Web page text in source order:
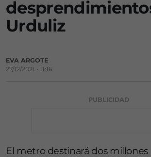
Urduliz
EVA ARGOTE
27/12/2021 • 11:16
PUBLICIDAD
El metro destinará dos millones